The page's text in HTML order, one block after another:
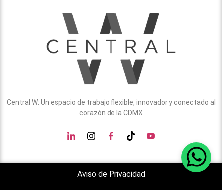
Central W: Un espacio de trabajo flexible, innovador y conectado al
corazón de la CDMX
Aviso de Privacidad